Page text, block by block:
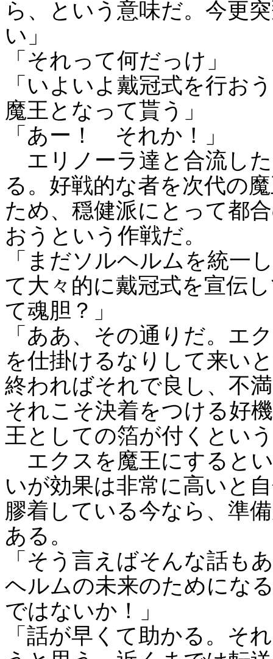
ら、という意味だ。今更
い」
「それって何だっけ」
「いよいよ戴冠式を行お
魔王となって貰う」
「あー！ それか！」
エリノーラ達と合流し
る。好戦的な者を次代の
ため、穏健派にとって都
おうという作戦だ。
「まだソルヘルムを統一
て大々的に戴冠式を宣伝
て魂胆？」
「ああ、その通りだ。エ
を仕掛けるなりして来い
終わればそれで良し、不
それこそ決着をつける好
王としての箔が付くとい
エクスを魔王にすると
いが効果は非常に高いと
膠着している今なら、準
ある。
「そう言えばそんな話
ヘルムの未来のためにな
ではないか！」
「話が早くて助かる。そ